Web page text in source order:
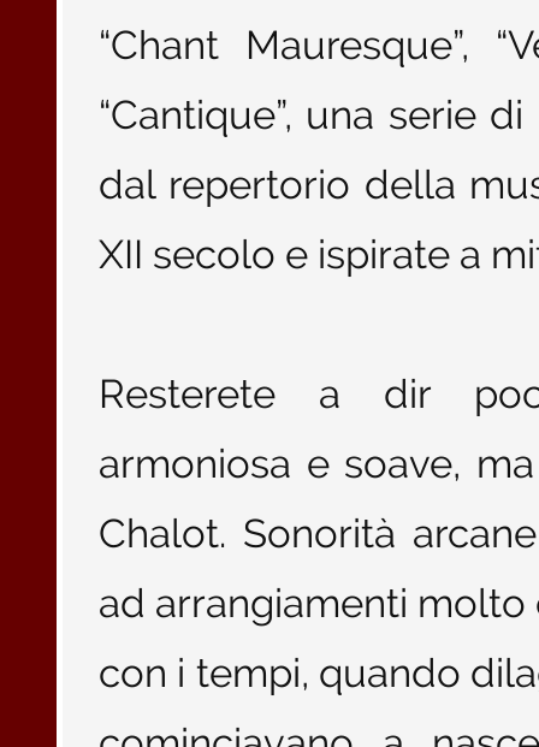
“Chant Mauresque”,
“Cantique”, una serie
dal repertorio della
XII secolo e ispirate a
Resterete a dir
armoniosa e soave,
Chalot. Sonorità
ad arrangiamenti
con i tempi, quando